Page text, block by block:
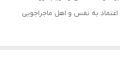
به نفس و اهل ماجراجویی